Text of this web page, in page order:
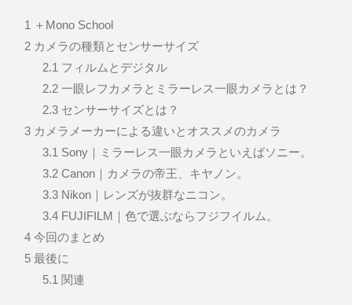
1 ＋Mono School
2 カメラの種類とセンサーサイズ
2.1 フィルムとデジタル
2.2一眼レフカメラとミラーレス一眼カメラとは？
2.3センサーサイズとは？
3 カメラメーカーによる違いとオススメのカメラ
3.1 Sony｜ミラーレス一眼カメラといえばソニー。
3.2Canon｜カメラの帝王、キヤノン。
3.3Nikon｜レンズが抜群なニコン。
3.4FUJIFILM｜色で選ぶならフジフイルム。
4 今回のまとめ
5 最後に
5.1 関連